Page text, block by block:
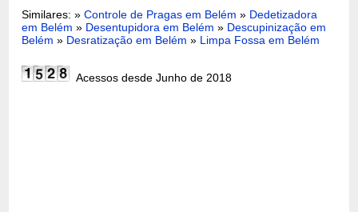
Similares: »Controle de Pragas em Belém » Dedetizadora
em Belém » Desentupidora em Belém » Descupinização em
Belém » Desratização em Belém » Limpa Fossa em Belém
Acessos desde Junho de 2018